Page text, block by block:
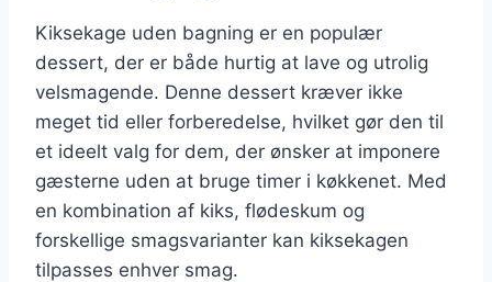
Kiksekage uden bagning er en populær
dessert, der er både hurtig at lave og utrolig
velsmagende. Denne dessert kræver ikke
meget tid eller forberedelse, hvilket gør den til
et ideelt valg for dem, der ønsker at imponere
gæsterne uden at bruge timer i køkkenet. Med
en kombination af kiks, flødeskum og
forskellige smagsvarianter kan kiksekagen
tilpasses enhver smag.